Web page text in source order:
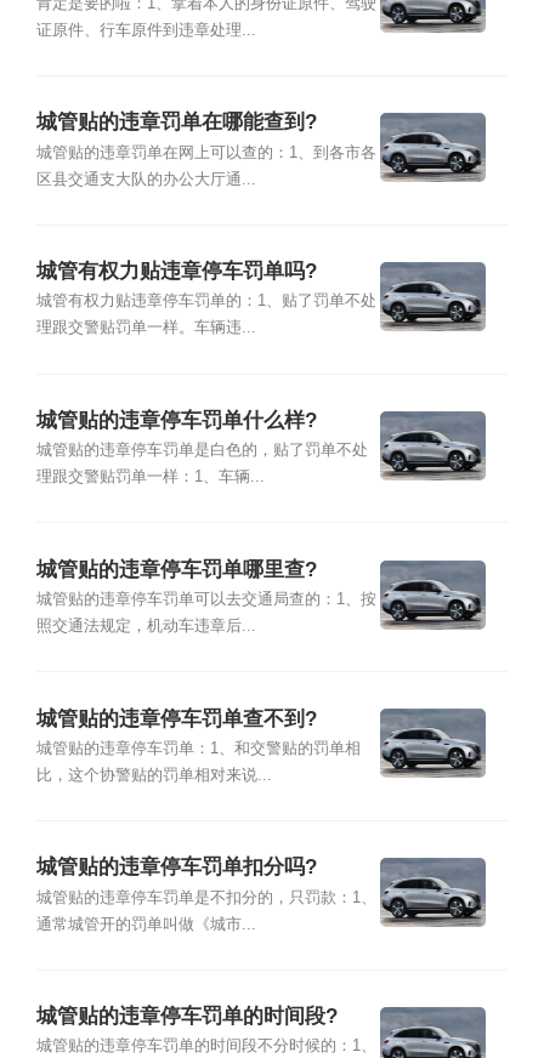
肯定是要的啦：1、拿着本人的身份证原件、驾驶
证原件、行车原件到违章处理...
城管贴的违章罚单在哪能查到?
城管贴的违章罚单在网上可以查的：1、到各市各
区县交通支大队的办公大厅通...
城管有权力贴违章停车罚单吗?
城管有权力贴违章停车罚单的：1、贴了罚单不处
理跟交警贴罚单一样。车辆违...
城管贴的违章停车罚单什么样?
城管贴的违章停车罚单是白色的，贴了罚单不处
理跟交警贴罚单一样：1、车辆...
城管贴的违章停车罚单哪里查?
城管贴的违章停车罚单可以去交通局查的：1、按
照交通法规定，机动车违章后...
城管贴的违章停车罚单查不到?
城管贴的违章停车罚单：1、和交警贴的罚单相
比，这个协警贴的罚单相对来说...
城管贴的违章停车罚单扣分吗?
城管贴的违章停车罚单是不扣分的，只罚款：1、
通常城管开的罚单叫做《城市...
城管贴的违章停车罚单的时间段?
城管贴的违章停车罚单的时间段不分时候的：1、